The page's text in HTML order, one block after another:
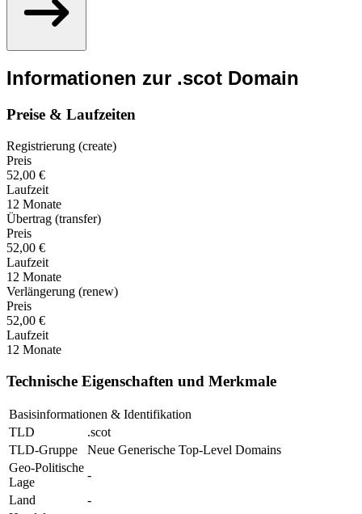
Informationen zur .scot Domain
Preise & Laufzeiten
Registrierung (create)
Preis
52,00 €
Laufzeit
12 Monate
Übertrag (transfer)
Preis
52,00 €
Laufzeit
12 Monate
Verlängerung (renew)
Preis
52,00 €
Laufzeit
12 Monate
Technische Eigenschaften und Merkmale
Basisinformationen & Identifikation
TLD
.scot
TLD-Gruppe
Neue Generische Top-Level Domains
Geo-Politische
Lage
-
Land
-